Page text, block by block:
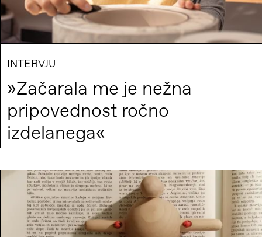
INTERVJU
»Začarala me je nežna
pripovednost ročno
izdelanega«